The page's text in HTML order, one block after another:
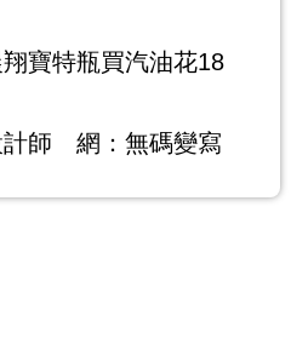
寶特瓶買汽油花18
計師 網：無碼變寫